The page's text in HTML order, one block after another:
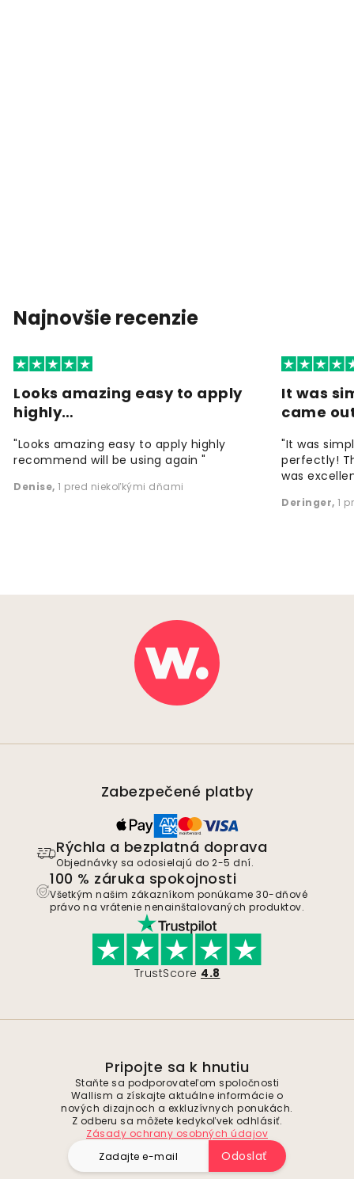
Najnovšie recenzie
Looks amazing easy to apply
highly…
"Looks amazing easy to apply highly
recommend will be using again "
Denise, 1 pred niekoľkými dňami
It was
came
"It was
perfectly!
was
Deringer, 1
Zabezpečené platby
Rýchla a bezplatná doprava
Objednávky sa odosielajú do 2-5 dní.
100 % záruka spokojnosti
Všetkým našim zákazníkom ponúkame 30-dňové
právo na vrátenie nenainštalovaných produktov.
TrustScore 4.8
Pripojte sa k hnutiu
Staňte sa podporovateľom spoločnosti
Wallism a získajte aktuálne informácie o
nových dizajnoch a exkluzívnych ponukách.
Z odberu sa môžete kedykoľvek odhlásiť.
Zásady ochrany osobných údajov
Odoslať